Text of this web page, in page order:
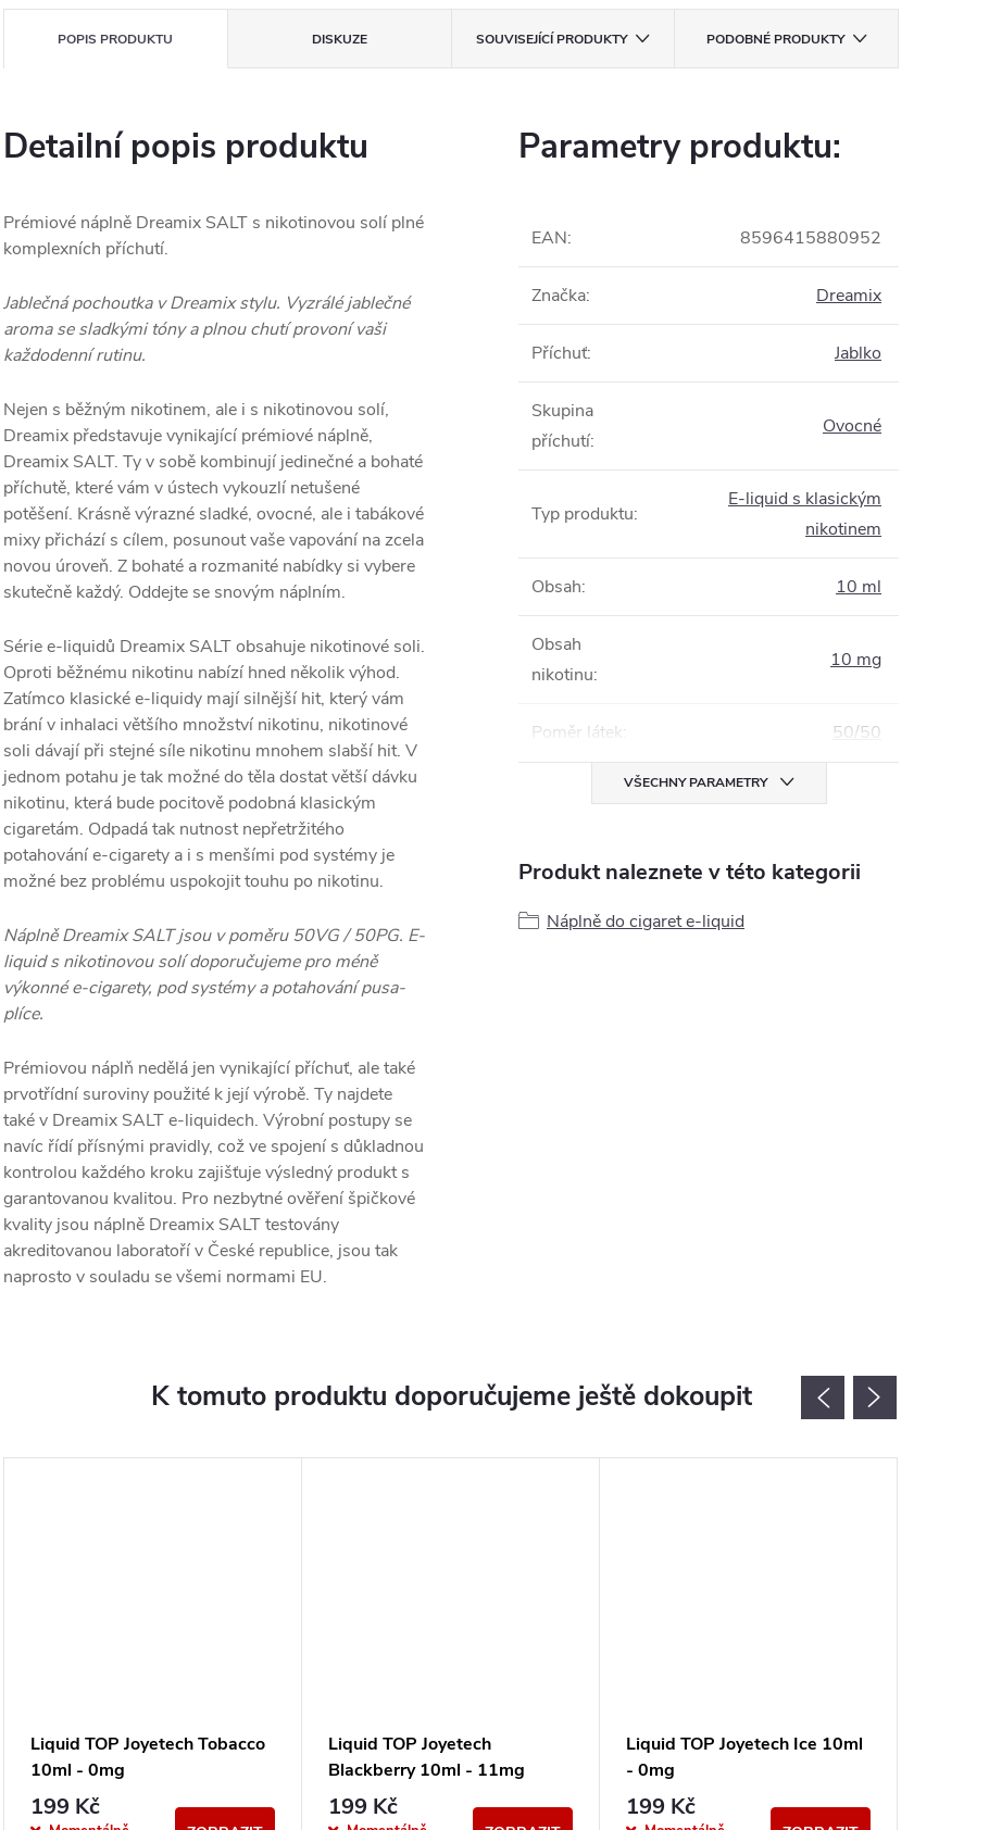
POPIS PRODUKTU DISKUZE SOUVISEJÍCÍ PRODUKTY PODOBNÉ PRODUKTY
Detailní popis produktu
Prémiové náplně Dreamix SALT s nikotinovou solí plné
komplexních příchutí.
Jablečná pochoutka v Dreamix stylu. Vyzrálé jablečné
aroma se sladkými tóny a plnou chutí provoní vaši
každodenní rutinu.
Nejen s běžným nikotinem, ale i s nikotinovou solí,
Dreamix představuje vynikající prémiové náplně,
Dreamix SALT. Ty v sobě kombinují jedinečné a bohaté
příchutě, které vám v ústech vykouzlí netušené
potěšení. Krásně výrazné sladké, ovocné, ale i tabákové
mixy přichází s cílem, posunout vaše vapování na zcela
novou úroveň. Z bohaté a rozmanité nabídky si vybere
skutečně každý. Oddejte se snovým náplním.
Série e-liquidů Dreamix SALT obsahuje nikotinové soli.
Oproti běžnému nikotinu nabízí hned několik výhod.
Zatímco klasické e-liquidy mají silnější hit, který vám
brání v inhalaci většího množství nikotinu, nikotinové
soli dávají při stejné síle nikotinu mnohem slabší hit. V
jednom potahu je tak možné do těla dostat větší dávku
nikotinu, která bude pocitově podobná klasickým
cigaretám. Odpadá tak nutnost nepřetržitého
potahování e-cigarety a i s menšími pod systémy je
možné bez problému uspokojit touhu po nikotinu.
Náplně Dreamix SALT jsou v poměru 50VG / 50PG. E-
liquid s nikotinovou solí doporučujeme pro méně
výkonné e-cigarety, pod systémy a potahování pusa-
plíce.
Prémiovou náplň nedělá jen vynikající příchuť, ale také
prvotřídní suroviny použité k její výrobě. Ty najdete
také v Dreamix SALT e-liquidech. Výrobní postupy se
navíc řídí přísnými pravidly, což ve spojení s důkladnou
kontrolou každého kroku zajišťuje výsledný produkt s
garantovanou kvalitou. Pro nezbytné ověření špičkové
kvality jsou náplně Dreamix SALT testovány
akreditovanou laboratoří v České republice, jsou tak
naprosto v souladu se všemi normami EU.
Parametry produktu:
EAN: 8596415880952
Značka: Dreamix
Příchuť: Jablko
Skupina
příchutí:
Ovocné
Typ produktu:
E-liquid s klasickým
nikotinem
Obsah: 10 ml
Obsah
nikotinu:
10 mg
Poměr látek: 50/50
VŠECHNY PARAMETRY
Produkt naleznete v této kategorii
Náplně do cigaret e-liquid
K tomuto produktu doporučujeme ještě dokoupit
Liquid TOP Joyetech Tobacco
10ml - 0mg
199 Kč
Liquid TOP Joyetech
Blackberry 10ml - 11mg
199 Kč
Liquid TOP Joyetech Ice 10ml
- 0mg
199 Kč